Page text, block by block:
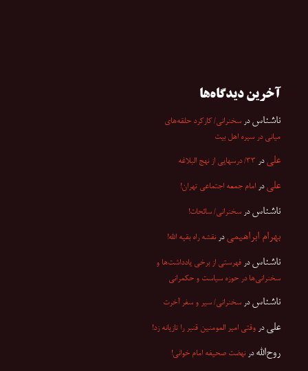
آخرین دیدگاه‌ها
ناشناس در سخنرانی/ کارکرد حلقه‌های
میانی در سیره اهل بیت
علی در ۳۳/ درسهایی از نهج البلاغه
علی در امام جمعه اجتماعی تهران!
ناشناس در سخنرانی/ سائحات!
بهرام ابراهیمی درنقشه راه بقیه الله!
ناشناس در فهرستی از برخی یادداشت‌ها و
سخنرانی‌ها در حوزه سیاست و حکمرانی
ناشناس در سخنرانی/ سیر و سفر آخرت
علی در وقتی امیر المومنین قنبر را تازیانه زد!
روح‌الله درنهضت صحیفه امام خوانی!